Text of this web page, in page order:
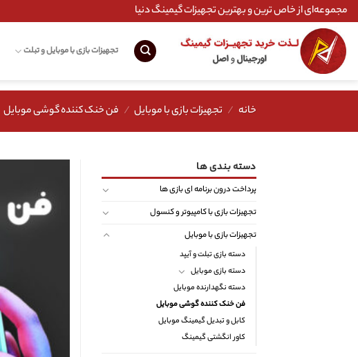
Skip
to
content
مجموعه‌ای از خاص ترین و بهترین تجهیزات گیمینگ دنیا
تجهیزات بازی با موبایل و تبلت
خانه / تجهیزات بازی با موبایل / فن خنک کننده گوشی موبایل
دسته بندی ها
پرداخت درون برنامه ای بازی ها
تجهیزات بازی با کامپیوتر و کنسول
تجهیزات بازی با موبایل
دسته بازی تبلت و آیپد
دسته بازی موبایل
دسته نگهدارنده موبایل
فن خنک کننده گوشی موبایل
کابل و تبدیل گیمینگ موبایل
کاور انگشتی گیمینگ